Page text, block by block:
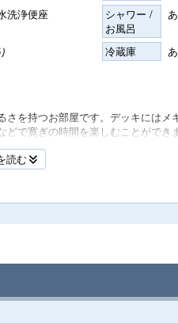
洗浄便座
シャワー /
お風呂
冷蔵庫
を持つお部屋です。デッキにはメ
で寛ぎの時間を楽しむことができ
、ベッドルームの壁には和紙を使
読む